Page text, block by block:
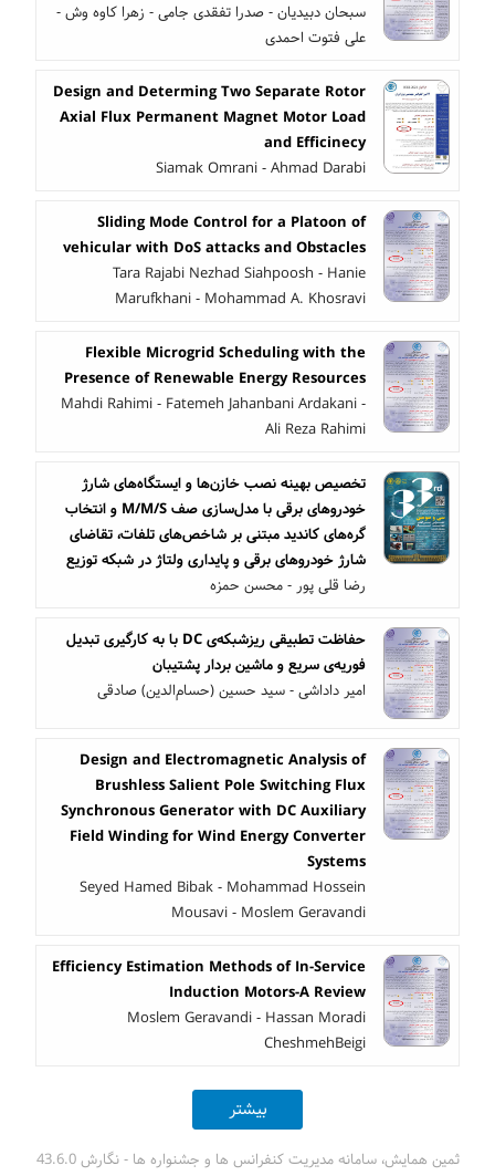
سبحان دبیدیان - صدرا تفقدی جامی - زهرا کاوه وش -
علی فتوت احمدی
Design and Determing Two Separate Rotor
Axial Flux Permanent Magnet Motor Load
and Efficinecy
Siamak Omrani - Ahmad Darabi
Sliding Mode Control for a Platoon of
vehicular with DoS attacks and Obstacles
Tara Rajabi Nezhad Siahpoosh - Hanie
Marufkhani - Mohammad A. Khosravi
Flexible Microgrid Scheduling with the
Presence of Renewable Energy Resources
Mahdi Rahimi - Fatemeh Jahanbani Ardakani -
Ali Reza Rahimi
تخصیص بهینه نصب خازن‌ها و ایستگاه‌های شارژ
خودروهای برقی با مدل‌سازی صف M/M/S و انتخاب
گره‌های کاندید مبتنی بر شاخص‌های تلفات، تقاضای
شارژ خودروهای برقی و پایداری ولتاژ در شبکه‌ توزیع
رضا قلی پور - محسن حمزه
حفاظت تطبیقی ریزشبکه‌ی DC با به کارگیری تبدیل
فوریه‌ی سریع و ماشین بردار پشتیبان
امیر داداشی - سید حسین (حسام‌الدین) صادقی
Design and Electromagnetic Analysis of
Brushless Salient Pole Switching Flux
Synchronous Generator with DC Auxiliary
Field Winding for Wind Energy Converter
Systems
Seyed Hamed Bibak - Mohammad Hossein
Mousavi - Moslem Geravandi
Efficiency Estimation Methods of In-Service
Induction Motors-A Review
Moslem Geravandi - Hassan Moradi
CheshmehBeigi
بیشتر
ثمین همایش، سامانه مدیریت کنفرانس ها و جشنواره ها - نگارش 43.6.0